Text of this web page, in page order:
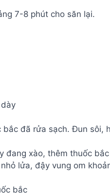
7-8 phút cho săn lại.
đã rửa sạch. Đun sôi,
bắc